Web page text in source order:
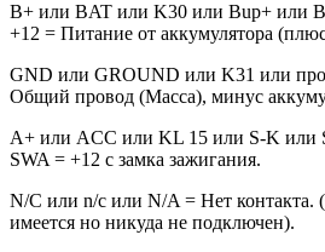
B+ или BAT или K30 или Bup+ или
+12 = Питание от аккумулятора
GND или GROUND или K31 или
Общий провод (Масса), минус
A+ или ACC или KL 15 или S-K или
SWA = +12 с замка зажигания.
N/C или n/c или N/A = Нет контакта.
имеется но никуда не подключен).